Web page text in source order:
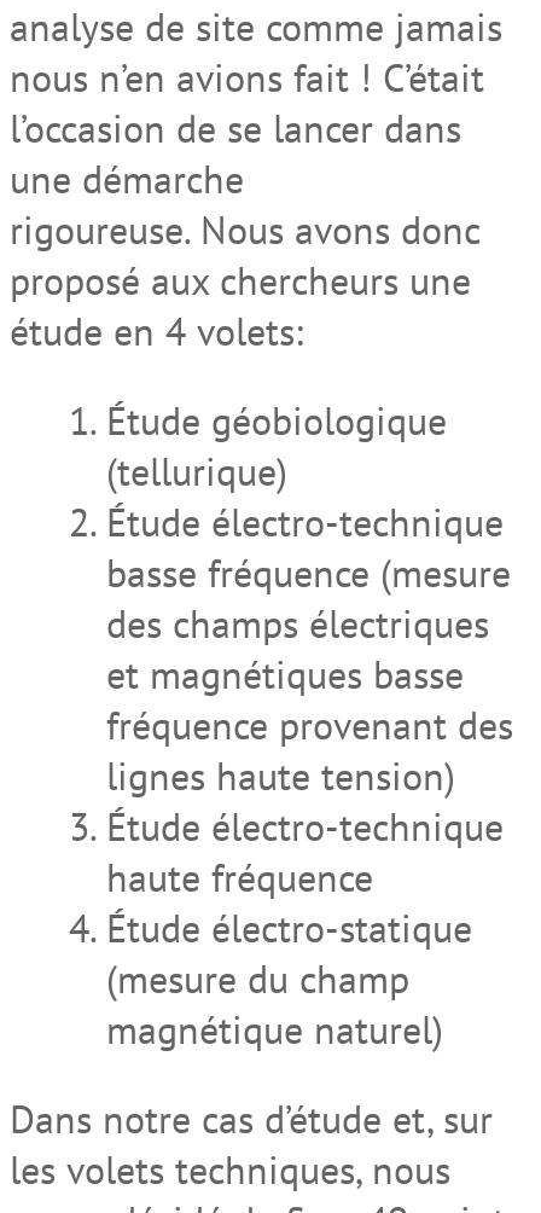
analyse de site comme jamais
nous n’en avions fait ! C’était
l’occasion de se lancer dans
une démarche
rigoureuse. Nous avons donc
proposé aux chercheurs une
étude en 4 volets:
Étude géobiologique
(tellurique)
Étude électro-technique
basse fréquence (mesure
des champs électriques
et magnétiques basse
fréquence provenant des
lignes haute tension)
Étude électro-technique
haute fréquence
Étude électro-statique
(mesure du champ
magnétique naturel)
Dans notre cas d’étude et, sur
les volets techniques, nous